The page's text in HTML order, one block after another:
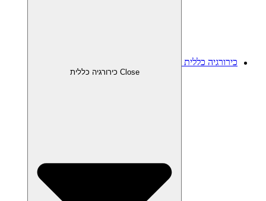
כירורגיה כללית
Close כירורגיה כללית